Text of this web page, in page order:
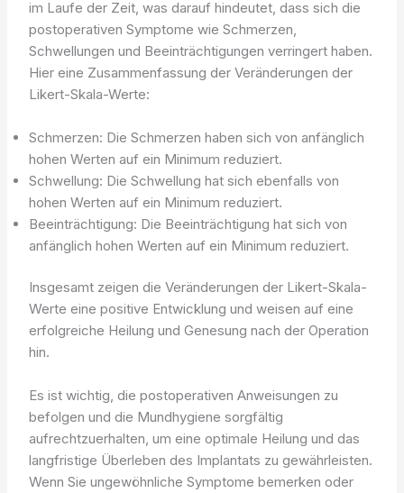
im Laufe der Zeit, was darauf hindeutet, dass sich die
postoperativen Symptome wie Schmerzen,
Schwellungen und Beeinträchtigungen verringert haben.
Hier eine Zusammenfassung der Veränderungen der
Likert-Skala-Werte:
Schmerzen: Die Schmerzen haben sich von anfänglich
hohen Werten auf ein Minimum reduziert.
Schwellung: Die Schwellung hat sich ebenfalls von
hohen Werten auf ein Minimum reduziert.
Beeinträchtigung: Die Beeinträchtigung hat sich von
anfänglich hohen Werten auf ein Minimum reduziert.
Insgesamt zeigen die Veränderungen der Likert-Skala-
Werte eine positive Entwicklung und weisen auf eine
erfolgreiche Heilung und Genesung nach der Operation
hin.
Es ist wichtig, die postoperativen Anweisungen zu
befolgen und die Mundhygiene sorgfältig
aufrechtzuerhalten, um eine optimale Heilung und das
langfristige Überleben des Implantats zu gewährleisten.
Wenn Sie ungewöhnliche Symptome bemerken oder